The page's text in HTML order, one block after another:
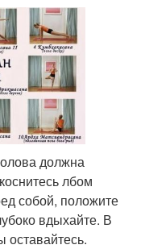
должна
лбом
собой, положите
вдыхайте. В
оставайтесь.